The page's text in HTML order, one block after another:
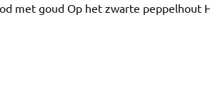
met goud Op het zwarte peppelhout